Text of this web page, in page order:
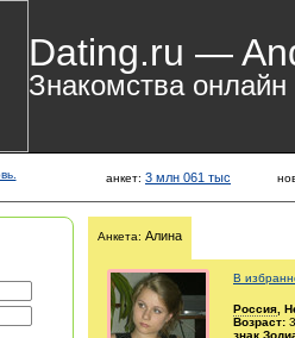
Dating.ru —
Знакомства онлайн
анкет: 3 млн 061 тыс
Анкета: Алина
В
Россия ,
Возраст:
знак